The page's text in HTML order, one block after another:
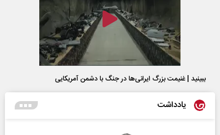
ببینید | غنیمت بزرگ ایرانی‌ها در جنگ با دشمن آمریکایی
یادداشت